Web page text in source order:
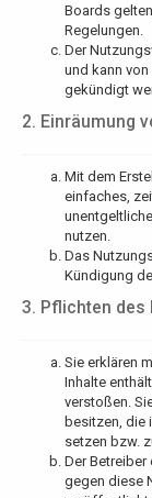
Boards
Regelungen.
Der
und kann
gekündigt
2. Einräumung
Mit dem
einfaches,
nutzen.
Das
Kündigung
3. Pflichten des
Sie erklären
Inhalte
verstoßen.
besitzen, die
setzen bzw.
Der
gegen diese